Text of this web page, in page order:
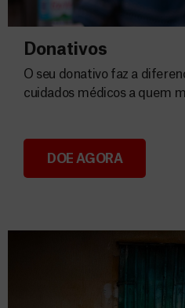
Donativos
Donativos
O seu donativo faz a
cuidados médicos a quem
DOE AGORA